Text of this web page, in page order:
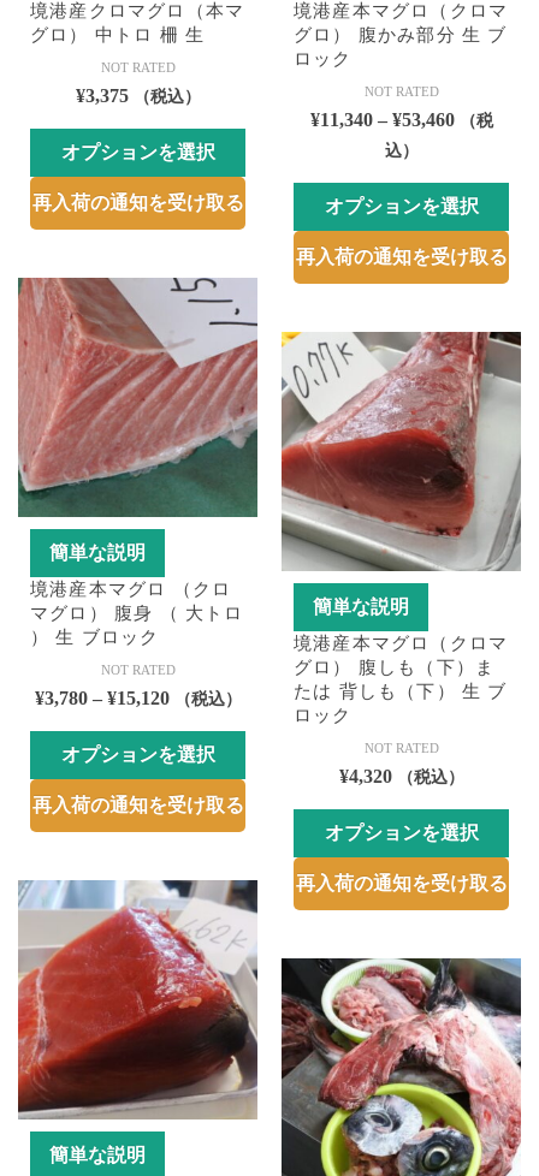
境港産クロマグロ（本マ
グロ） 中トロ 柵 生
NOT RATED
¥3,375 （税込）
オプションを選択
こ
の
品
に
は
複
の
バ
リ
エ
ー
ョ
ン
が
り
ま
す。
オ
プ
ョ
ン
商
品
ペ
ー
ジ
か
再入荷の通知を受け取る
境港産本マグロ（クロマ
グロ） 腹かみ部分 生 ブ
ロック
NOT RATED
¥11,340 – ¥53,460価
¥11,340
–
¥53,460
（税
込）
オプションを選択
こ
の
品
に
は
複
数
バ
リ
エ
ー
ョ
ン
が
プ
シ
ン
は
商
品
ペ
ー
ジ
再入荷の通知を受け取る
簡単な説明
境港産本マグロ （クロ
マグロ） 腹身 （ 大トロ
） 生 ブロック
NOT RATED
¥3,780 – ¥15,120価
帯:
¥3,780
–
（税込）
オプションを選択
こ
の
品
に
複
数
の
バ
リ
エ
ー
再入荷の通知を受け取る
簡単な説明
境港産本マグロ（クロマ
グロ） 腹しも（下）ま
たは 背しも（下） 生 ブ
ロック
NOT RATED
¥4,320 （税込）
オプションを選択
こ
の
品
は
複
数
の
バ
再入荷の通知を受け取る
簡単な説明